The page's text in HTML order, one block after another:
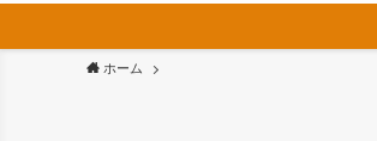
ホーム